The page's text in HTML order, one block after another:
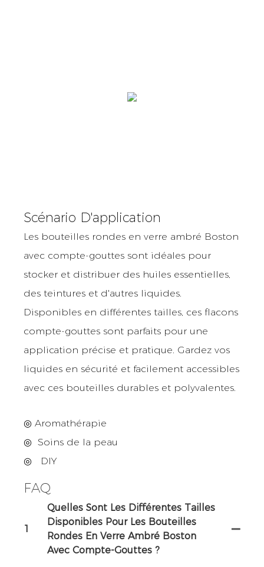
Scénario D'application
Les bouteilles rondes en verre ambré Boston
avec compte-gouttes sont idéales pour
stocker et distribuer des huiles essentielles,
des teintures et d'autres liquides.
Disponibles en différentes tailles, ces flacons
compte-gouttes sont parfaits pour une
application précise et pratique. Gardez vos
liquides en sécurité et facilement accessibles
avec ces bouteilles durables et polyvalentes.
◎ Aromathérapie
◎ Soins de la peau
◎
DIY
FAQ
1
Quelles Sont Les Différentes Tailles
Disponibles Pour Les Bouteilles
Rondes En Verre Ambré Boston
Avec Compte-Gouttes ?